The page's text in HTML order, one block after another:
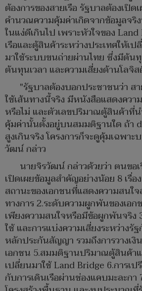
ต้องการของสายเรือ รัฐบาลต้องเปิด
คำนวณความคุ้มค่าเกิดจากข้อมูลจริ
ในแง่ดีเกินไป เพราะหัวใจของ
เรือและตู้สินค้าระหว่างประเทศให้เ
มาใช้ระบบขนถ่ายผ่านไทย ซึ่งมีต้น
ต้นทุนเวลา และความเสี่ยงด้านโลจิ
"รัฐบาลต้องบอกประชาชนว่า สา
ใช้เส้นทางนี้จริง มีหนังสือแสดงควา
หรือไม่ และตัวเลขปริมาณตู้สินค้าที่
คุ้มค่านั้นตั้งอยู่บนสมมติฐานใด ถ้า
สูงเกินจริง โครงการก็จะดูคุ้มเฉพา
วัฒน์ กล่าว
นายจิรวัฒน์ กล่าวด้วยว่า ตนขอ
เปิดเผยข้อมูลสำคัญอย่างน้อย 8 เรื่อ
สถานะของเอกชนที่แสดงความสนใ
ทางการ 2.ระดับความผูกพันของเอ
เพียงความสนใจหรือมีข้อผูกพันจริง
ใช้ และการแบ่งความเสี่ยงระหว่างรั
หลักประกันสัญญา รวมถึงการวางเงิ
เอกชน 5.สมมติฐานปริมาณตู้สินค้าแ
เปลี่ยนมาใช้ Land Bridge 6.การเ
กับการเดินเรือผ่านช่องแคบมะละกา